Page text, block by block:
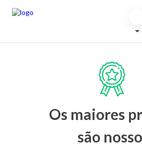
Os maiores
são